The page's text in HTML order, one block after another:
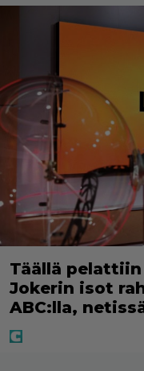
Täällä
Jokerin isot
ABC:lla,